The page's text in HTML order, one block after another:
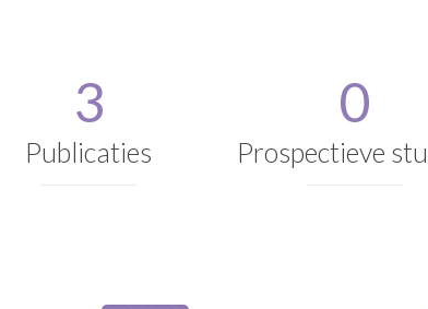
3
Publicaties
0
Prospectieve